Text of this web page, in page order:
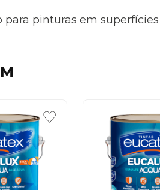
para pinturas em